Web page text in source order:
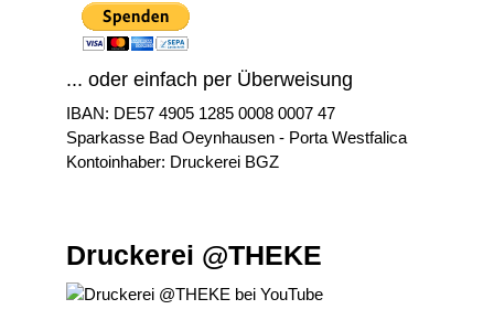
... oder einfach per Überweisung
IBAN: DE57 4905 1285 0008 0007 47
Sparkasse Bad Oeynhausen - Porta Westfalica
Kontoinhaber: Druckerei BGZ
Druckerei @THEKE